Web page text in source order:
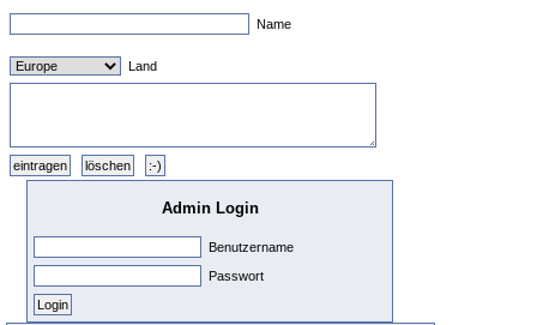
Name
Land
Admin Login
Benutzername
Passwort